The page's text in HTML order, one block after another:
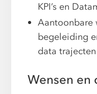
KPI’s en
Aantoonbare
begeleiding
data
Wensen en